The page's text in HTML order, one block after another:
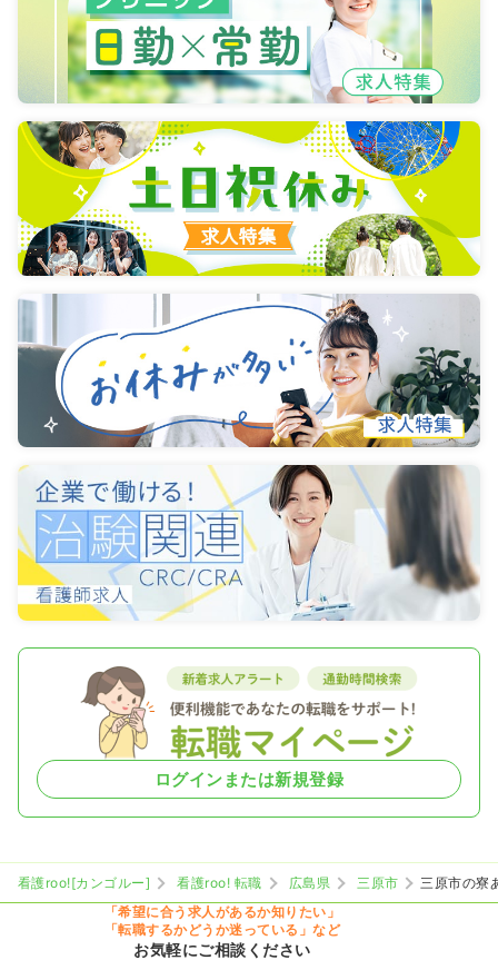
ログインまたは新規登録
看護roo![カンゴルー] 看護roo! 転職 広島県 三原市
三原市の寮
「希望に合う求人があるか知りたい」
「転職するかどうか迷っている」など
お気軽にご相談ください